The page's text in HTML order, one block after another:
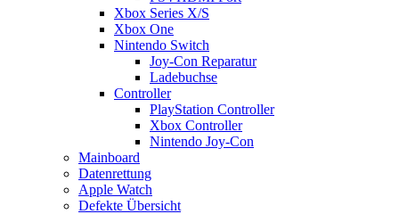
Xbox Series X/S
Xbox One
Nintendo Switch
Joy-Con Reparatur
Ladebuchse
Controller
PlayStation Controller
Xbox Controller
Nintendo Joy-Con
Mainboard
Datenrettung
Apple Watch
Defekte Übersicht